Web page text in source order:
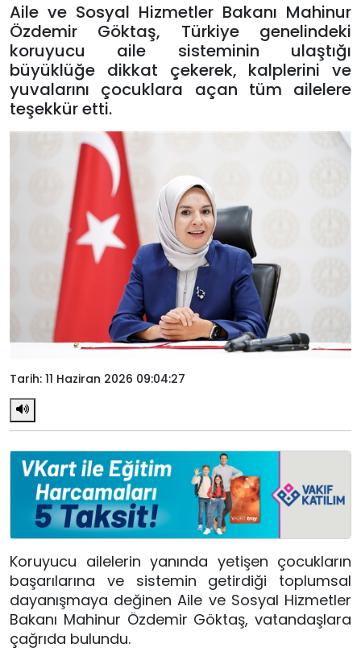
Aile ve Sosyal Hizmetler Bakanı Mahinur
Özdemir Göktaş, Türkiye genelindeki
koruyucu aile sisteminin ulaştığı
büyüklüğe dikkat çekerek, kalplerini ve
yuvalarını çocuklara açan tüm ailelere
teşekkür etti.
Tarih: 11 Haziran 2026 09:04:27
Koruyucu ailelerin yanında yetişen çocukların
başarılarına ve sistemin getirdiği toplumsal
dayanışmaya değinen Aile ve Sosyal Hizmetler
Bakanı Mahinur Özdemir Göktaş, vatandaşlara
çağrıda bulundu.